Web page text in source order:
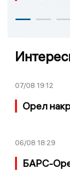
07/08 19:12
Орел
06/08 18:29
БАРС-